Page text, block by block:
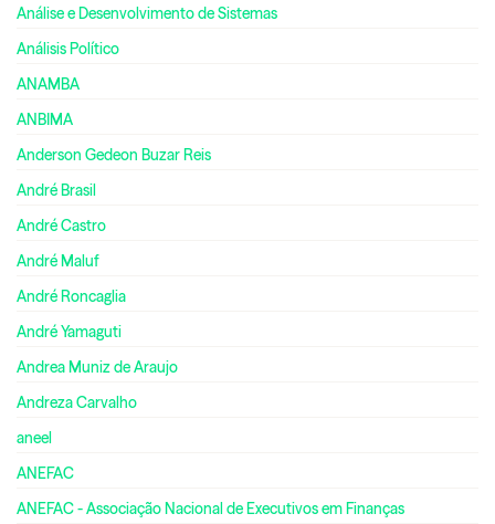
Análise e Desenvolvimento de Sistemas
Análisis Político
ANAMBA
ANBIMA
Anderson Gedeon Buzar Reis
André Brasil
André Castro
André Maluf
André Roncaglia
André Yamaguti
Andrea Muniz de Araujo
Andreza Carvalho
aneel
ANEFAC
ANEFAC - Associação Nacional de Executivos em Finanças